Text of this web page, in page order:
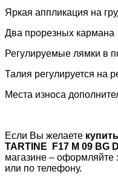
Яркая аппликация на
Два прорезных кармана
Регулируемые лямки в
Талия регулируется на
Места износа
Если Вы желаете
TARTINE
F17 M 09 BG
магазине – оформляйте
или по телефону.